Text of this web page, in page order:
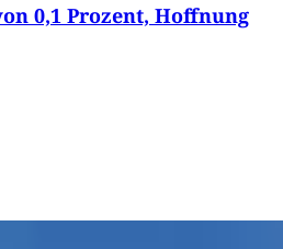
0,1 Prozent, Hoffnung